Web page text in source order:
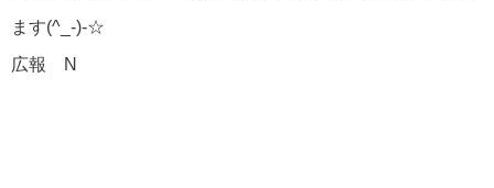
ます(^_-)-☆
広報 N